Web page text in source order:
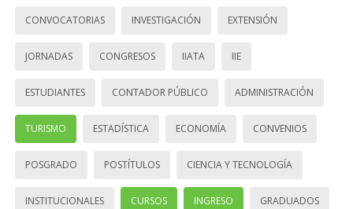
CONVOCATORIAS INVESTIGACIÓN EXTENSIÓN
JORNADAS CONGRESOS IIATA IIE
ESTUDIANTES CONTADOR PÚBLICO ADMINISTRACIÓN
TURISMO ESTADÍSTICA ECONOMÍA CONVENIOS
POSGRADO POSTÍTULOS CIENCIA Y TECNOLOGÍA
INSTITUCIONALES CURSOS INGRESO GRADUADOS